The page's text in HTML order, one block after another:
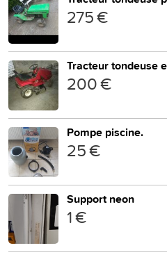
275 €
Tracteur tondeuse
200 €
Pompe piscine.
25 €
Support neon
1 €